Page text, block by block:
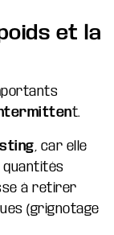
et la
t.
, car elle
quantités
à retirer
(grignotage